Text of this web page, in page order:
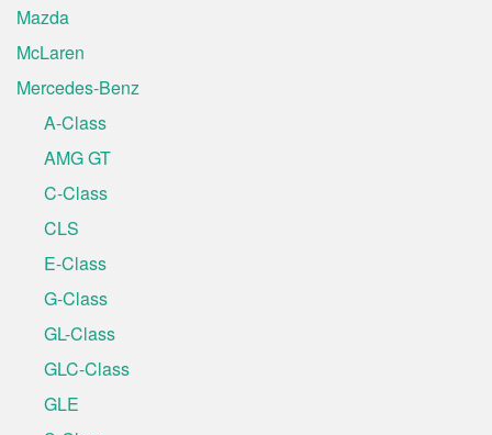
Mazda
McLaren
Mercedes-Benz
A-Class
AMG GT
C-Class
CLS
E-Class
G-Class
GL-Class
GLC-Class
GLE